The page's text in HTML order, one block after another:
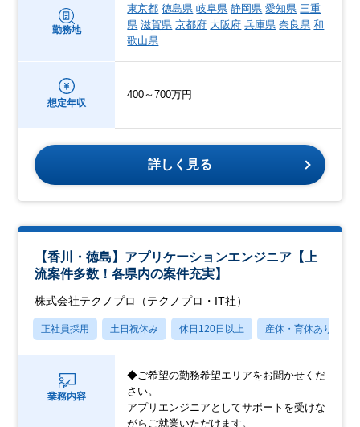
勤務地
東京都 徳島県 岐阜県 静岡県 愛知県 三重
県 滋賀県 京都府 大阪府 兵庫県 奈良県 和
歌山県
想定年収
400～700万円
詳しく見る
【香川・徳島】アプリケーションエンジニア【上
流案件多数！各県内の案件充実】
株式会社テクノプロ（テクノプロ・IT社）
正社員採用 土日祝休み 休日120日以上 産休・育休あり
業務内容
◆ご希望の勤務希望エリアをお聞かせくだ
さい。
アプリエンジニアとしてサポートを受けな
がらご就業いただけます。